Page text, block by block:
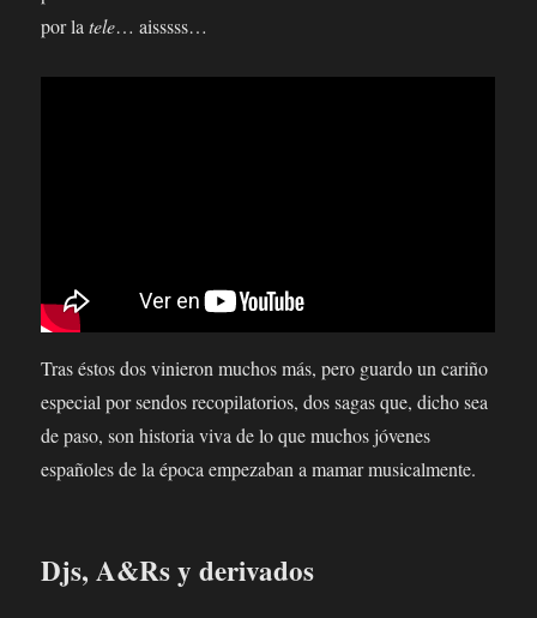
por latele… aisssss…
Tras éstos dos vinieron muchos más, pero guardo un cariño
especial por sendos recopilatorios, dos sagas que, dicho sea
de paso, son historia viva de lo que muchos jóvenes
españoles de la época empezaban a mamar musicalmente.
Djs, A&Rs y derivados